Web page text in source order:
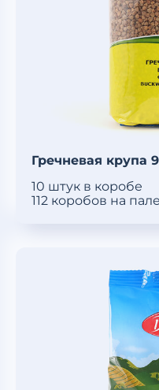
Гречневая крупа
10 штук в коробе
112 коробов на